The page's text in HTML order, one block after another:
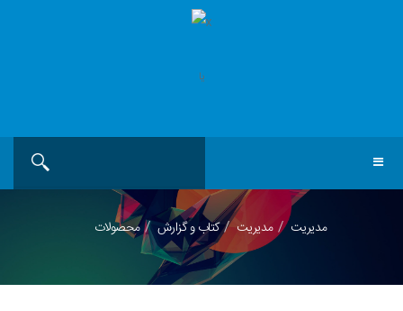
یا
محصولات کتاب و گزارش مدیریت مدیریت